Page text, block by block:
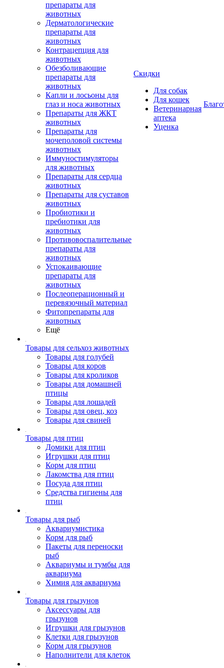
препараты для
животных
Дерматологические
препараты для
животных
Контрацепция для
животных
Обезболивающие
препараты для
животных
Капли и лосьоны для
глаз и носа животных
Препараты для ЖКТ
животных
Препараты для
мочеполовой системы
животных
Иммуностимуляторы
для животных
Препараты для сердца
животных
Препараты для суставов
животных
Пробиотики и
пребиотики для
животных
Противовоспалительные
препараты для
животных
Успокаивающие
препараты для
животных
Послеоперационный и
перевязочный материал
Фитопрепараты для
животных
Ещё
Товары для сельхоз животных
Товары для голубей
Товары для коров
Товары для кроликов
Товары для домашней
птицы
Товары для лошадей
Товары для овец, коз
Товары для свиней
Товары для птиц
Домики для птиц
Игрушки для птиц
Корм для птиц
Лакомства для птиц
Посуда для птиц
Средства гигиены для
птиц
Товары для рыб
Аквариумистика
Корм для рыб
Пакеты для переноски
рыб
Аквариумы и тумбы для
аквариума
Химия для аквариума
Товары для грызунов
Аксессуары для
грызунов
Игрушки для грызунов
Клетки для грызунов
Корм для грызунов
Наполнители для клеток
Скидки
Для собак
Для кошек
Ветеринарная
аптека
Уценка